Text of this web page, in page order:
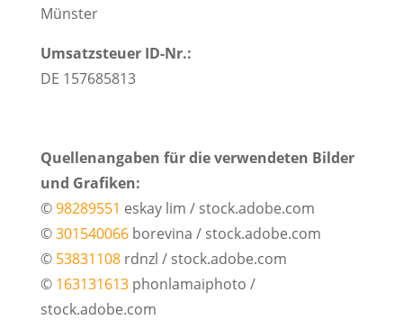
Münster
Umsatzsteuer ID-Nr.:
DE 157685813
Quellenangaben für die verwendeten Bilder
und Grafiken:
©98289551 eskay lim / stock.adobe.com
©301540066​borevina / stock.adobe.com
© 53831108rdnzl / stock.adobe.com
© 163131613phonlamaiphoto /
stock.adobe.com